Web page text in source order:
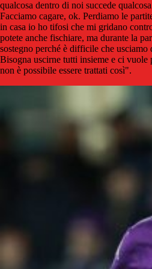
qualcosa dentro di noi succede
Facciamo cagare, ok. Perdiamo le
in casa io ho tifosi che mi gridano
potete anche fischiare, ma durante la
sostegno perché è difficile che usciamo
Bisogna uscirne tutti insieme e ci vuole
non è possibile essere trattati così".